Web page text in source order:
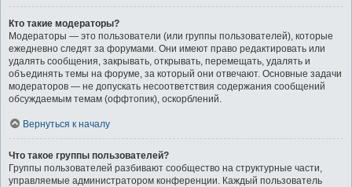
Кто такие модераторы?
Модераторы — это пользователи (или группы пользователей), которые
ежедневно следят за форумами. Они имеют право редактировать или
удалять сообщения, закрывать, открывать, перемещать, удалять и
объединять темы на форуме, за который они отвечают. Основные задачи
модераторов — не допускать несоответствия содержания сообщений
обсуждаемым темам (оффтопик), оскорблений.
Вернуться к началу
Что такое группы пользователей?
Группы пользователей разбивают сообщество на структурные части,
управляемые администратором конференции. Каждый пользователь